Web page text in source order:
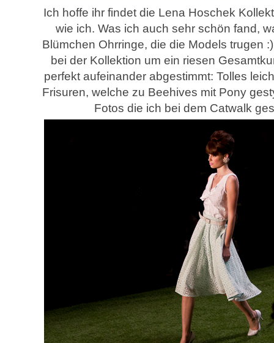
Ich hoffe ihr findet die Lena Hoschek
wie ich. Was ich auch sehr schön fand,
Blümchen Ohrringe, die die Models trugen
bei der Kollektion um ein riesen
perfekt aufeinander abgestimmt: Tolles
Frisuren, welche zu Beehives mit Pony
Fotos die ich bei dem Catwalk